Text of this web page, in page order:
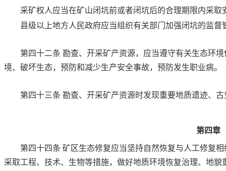
采矿权人应当在矿山闭坑前或者闭坑后的合理期限内采
县级以上地方人民政府应当组织有关部门加强闭坑的监督
第四十二条 勘查、开采矿产资源，应当遵守有关生态环
境、破坏生态，预防和减少生产安全事故，预防发生职业病。
第四十三条 勘查、开采矿产资源时发现重要地质遗迹、
第四章
第四十四条 矿区生态修复应当坚持自然恢复与人工修复
采取工程、技术、生物等措施，做好地质环境恢复治理、地